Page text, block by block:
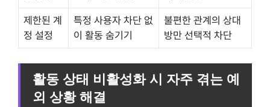
제한된 계
정 설정
특정 사용자 차단 없
이 활동 숨기기
불편한 관계의 상대
방만 선택적 차단
활동 상태 비활성화 시 자주 겪는 예
외 상황 해결